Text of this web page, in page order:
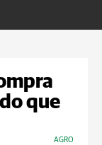
que
AGRO